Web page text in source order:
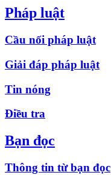
Pháp luật
Cầu nối pháp luật
Giải đáp pháp luật
Tin nóng
Điều tra
Bạn đọc
Thông tin từ bạn đọc